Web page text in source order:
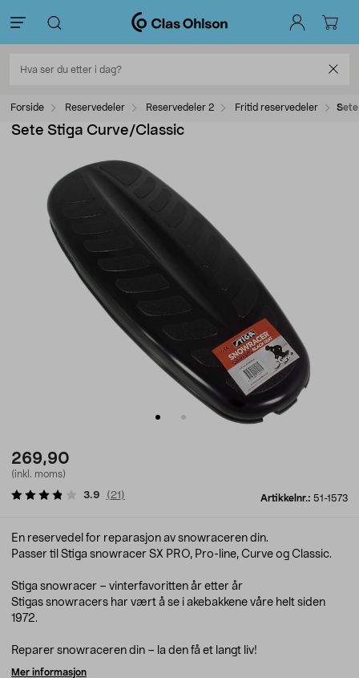
Forside Reservedeler Reservedeler 2 Fritid reservedeler
Sete Stiga Curve/Classic
269,90
(inkl. moms)
Artikkelnr.: 51-1573
3.9 ( 21 )
En reservedel for reparasjon av snowraceren din.
Passer til Stiga snowracer SX PRO, Pro-line, Curve og Classic.
Stiga snowracer – vinterfavoritten år etter år
Stigas snowracers har vært å se i akebakkene våre helt siden
1972.
Reparer snowraceren din – la den få et langt liv!
Mer informasjon